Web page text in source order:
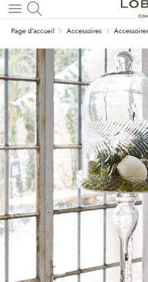
Revenir au contenu principal
Page d'accueil Accessoires